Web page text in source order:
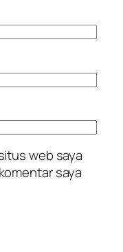
web saya
saya